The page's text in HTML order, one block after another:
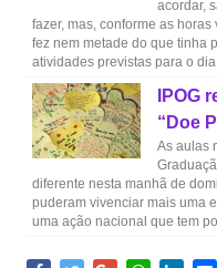
acordar,
fazer, mas, conforme as
fez nem metade do que tinha
atividades previstas para o
IPOG
“Doe
As aulas
diferente nesta manhã de
puderam vivenciar mais uma
uma ação nacional que tem